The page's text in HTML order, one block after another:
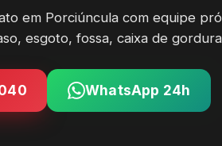
em Porciúncula com equipe
esgoto, fossa, caixa de
WhatsApp 24h